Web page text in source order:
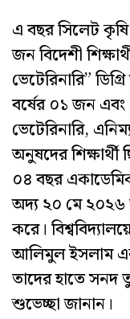
এ বছর সিলেট
জন বিদেশী
ভেটেরিনারি”
বর্ষের ০১ জন
ভেটেরিনারি,
অনুষদের
০৪ বছর
অদ্য ২০ মে ২০২৬
করে।
আলিমুল ইসলাম এক
তাদের হাতে সনদ
শুভেচ্ছা জানান।